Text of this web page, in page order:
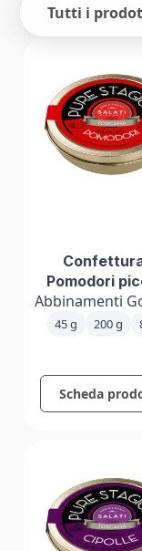
Tutti i
Pomodori
Abbinamenti
45 g 200 g
Scheda